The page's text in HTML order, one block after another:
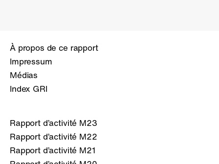
À propos de ce rapport
Impressum
Médias
Index GRI
Rapport d’activité M23
Rapport d’activité M22
Rapport d’activité M21